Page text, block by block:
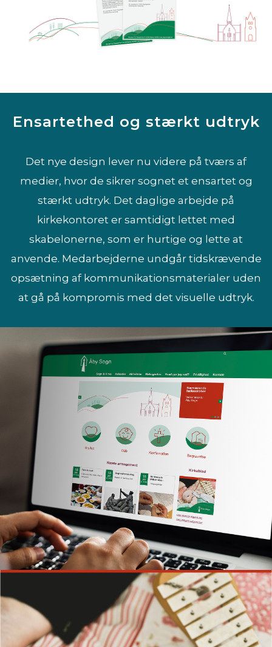
Ensartethed og stærkt udtryk
Det nye design lever nu videre på tværs af
medier, hvor de sikrer sognet et ensartet og
stærkt udtryk. Det daglige arbejde på
kirkekontoret er samtidigt lettet med
skabelonerne, som er hurtige og lette at
anvende. Medarbejderne undgår tidskrævende
opsætning af kommunikationsmaterialer uden
at gå på kompromis med det visuelle udtryk.